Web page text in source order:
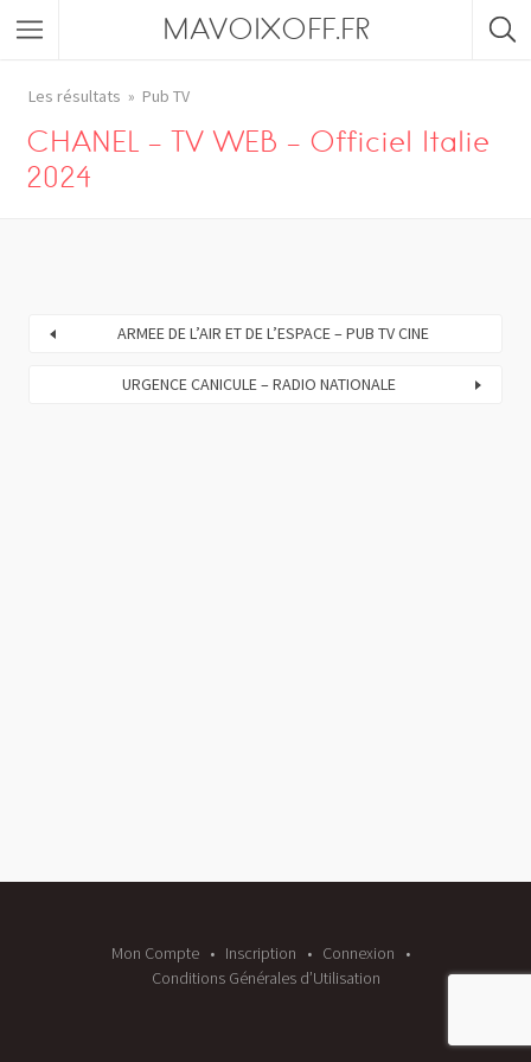
MAVOIXOFF.FR
Les résultats Pub TV
CHANEL – TV WEB – Officiel Italie
2024
ARMEE DE L’AIR ET DE L’ESPACE – PUB TV CINE
URGENCE CANICULE – RADIO NATIONALE
Mon Compte Inscription
Connexion
Conditions Générales d’Utilisation